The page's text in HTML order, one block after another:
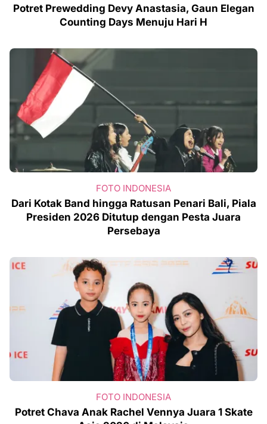
Potret Prewedding Devy Anastasia, Gaun Elegan
Counting Days Menuju Hari H
FOTO INDONESIA
Dari Kotak Band hingga Ratusan Penari Bali, Piala
Presiden 2026 Ditutup dengan Pesta Juara
Persebaya
FOTO INDONESIA
Potret Chava Anak Rachel Vennya Juara 1 Skate